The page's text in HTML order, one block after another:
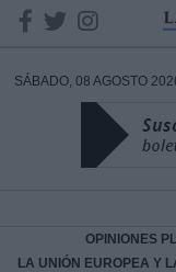
SÁBADO, 08 AGOSTO
OPINIONES
LA UNIÓN EUROPEA Y
DATOS